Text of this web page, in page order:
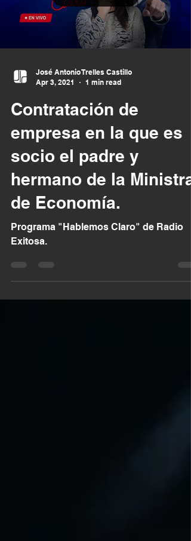
José Antonio Trelles Castillo
Apr 3, 2021
1 min read
Contratación de
empresa en la que es
socio el padre y
hermano de la Ministra
de Economía.
Programa "Hablemos Claro" de Radio
Exitosa.